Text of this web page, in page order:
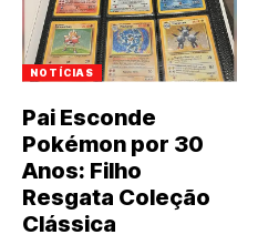
NOTÍCIAS
Pai Esconde
Pokémon por 30
Anos: Filho
Resgata Coleção
Clássica